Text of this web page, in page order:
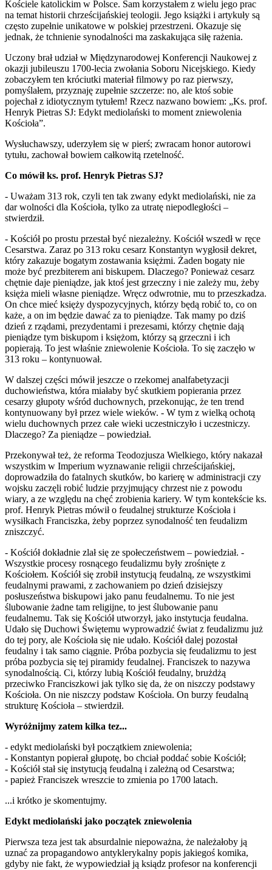
Kościele katolickim w Polsce. Sam korzystałem z wielu jego prac
na temat historii chrześcijańskiej teologii. Jego książki i artykuły są
często zupełnie unikatowe w polskiej przestrzeni. Okazuje się
jednak, że tchnienie synodalności ma zaskakująca siłę rażenia.
Uczony brał udział w Międzynarodowej Konferencji Naukowej z
okazji jubileuszu 1700-lecia zwołania Soboru Nicejskiego. Kiedy
zobaczyłem ten króciutki materiał filmowy po raz pierwszy,
pomyślałem, przyznaję zupełnie szczerze: no, ale ktoś sobie
pojechał z idiotycznym tytułem! Rzecz nazwano bowiem: „Ks. prof.
Henryk Pietras SJ: Edykt mediolański to moment zniewolenia
Kościoła”.
Wysłuchawszy, uderzyłem się w pierś; zwracam honor autorowi
tytułu, zachował bowiem całkowitą rzetelność.
Co mówił ks. prof. Henryk Pietras SJ?
- Uważam 313 rok, czyli ten tak zwany edykt mediolański, nie za
dar wolności dla Kościoła, tylko za utratę niepodległości –
stwierdził.
- Kościół po prostu przestał być niezależny. Kościół wszedł w ręce
Cesarstwa. Zaraz po 313 roku cesarz Konstantyn wygłosił dekret,
który zakazuje bogatym zostawania księżmi. Żaden bogaty nie
może być prezbiterem ani biskupem. Dlaczego? Ponieważ cesarz
chętnie daje pieniądze, jak ktoś jest grzeczny i nie zależy mu, żeby
księża mieli własne pieniądze. Wręcz odwrotnie, mu to przeszkadza.
On chce mieć księży dyspozycyjnych, którzy będą robić to, co on
każe, a on im będzie dawać za to pieniądze. Tak mamy po dziś
dzień z rządami, prezydentami i prezesami, którzy chętnie dają
pieniądze tym biskupom i księżom, którzy są grzeczni i ich
popierają. To jest właśnie zniewolenie Kościoła. To się zaczęło w
313 roku – kontynuował.
W dalszej części mówił jeszcze o rzekomej analfabetyzacji
duchowieństwa, która miałaby być skutkiem popierania przez
cesarzy głupoty wśród duchownych, przekonując, że ten trend
kontynuowany był przez wiele wieków. - W tym z wielką ochotą
wielu duchownych przez całe wieki uczestniczyło i uczestniczy.
Dlaczego? Za pieniądze – powiedział.
Przekonywał też, że reforma Teodozjusza Wielkiego, który nakazał
wszystkim w Imperium wyznawanie religii chrześcijańskiej,
doprowadziła do fatalnych skutków, bo karierę w administracji czy
wojsku zaczęli robić ludzie przyjmujący chrzest nie z powodu
wiary, a ze względu na chęć zrobienia kariery. W tym kontekście ks.
prof. Henryk Pietras mówił o feudalnej strukturze Kościoła i
wysiłkach Franciszka, żeby poprzez synodalność ten feudalizm
zniszczyć.
- Kościół dokładnie zlał się ze społeczeństwem – powiedział. -
Wszystkie procesy rosnącego feudalizmu były zrośnięte z
Kościołem. Kościół się zrobił instytucją feudalną, ze wszystkimi
feudalnymi prawami, z zachowaniem po dzień dzisiejszy
posłuszeństwa biskupowi jako panu feudalnemu. To nie jest
ślubowanie żadne tam religijne, to jest ślubowanie panu
feudalnemu. Tak się Kościół utworzył, jako instytucja feudalna.
Udało się Duchowi Świętemu wyprowadzić świat z feudalizmu już
do tej pory, ale Kościoła się nie udało. Kościół dalej pozostał
feudalny i tak samo ciągnie. Próba pozbycia się feudalizmu to jest
próba pozbycia się tej piramidy feudalnej. Franciszek to nazywa
synodalnością. Ci, którzy lubią Kościół feudalny, brużdżą
przeciwko Franciszkowi jak tylko się da, że on niszczy podstawy
Kościoła. On nie niszczy podstaw Kościoła. On burzy feudalną
strukturę Kościoła – stwierdził.
Wyróżnijmy zatem kilka tez...
- edykt mediolański był początkiem zniewolenia;
- Konstantyn popierał głupotę, bo chciał poddać sobie Kościół;
- Kościół stał się instytucją feudalną i zależną od Cesarstwa;
- papież Franciszek wreszcie to zmienia po 1700 latach.
...i krótko je skomentujmy.
Edykt mediolański jako początek zniewolenia
Pierwsza teza jest tak absurdalnie niepoważna, że należałoby ją
uznać za propagandowo antyklerykalny popis jakiegoś komika,
gdyby nie fakt, że wypowiedział ją ksiądz profesor na konferencji